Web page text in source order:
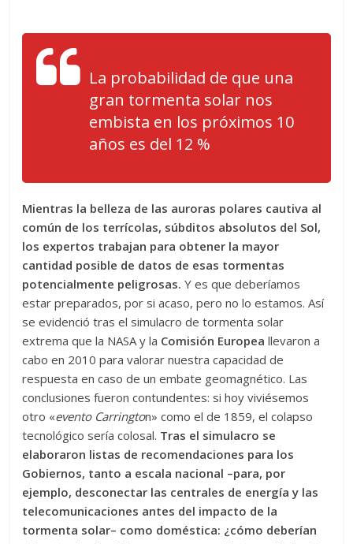
La probabilidad de que una
gran tormenta solar nos
embista en los próximos 10
años es del 12 %
Mientras la belleza de las auroras polares cautiva al
común de los terrícolas, súbditos absolutos del Sol,
los expertos trabajan para obtener la mayor
cantidad posible de datos de esas tormentas
potencialmente peligrosas.Y es que de­­beríamos
estar preparados, por si acaso, pero no lo estamos. Así
se evidenció tras el simulacro de tormenta solar
extrema que la NASA y la Comisión Europeallevaron a
cabo en 2010 para valorar nuestra capacidad de
respuesta en caso de un embate geomagnético. Las
conclusiones fueron contundentes: si hoy viviésemos
otro «evento Carrington» como el de 1859, el colapso
tecnoló­gico sería colosal. Tras el simulacro se
elaboraron listas de recomendaciones para los
Gobiernos, tanto a escala nacional –para, por
ejemplo, desconectar las centrales de energía y las
telecomunicaciones antes del impacto de la
tormenta solar– como doméstica: ¿cómo deberían